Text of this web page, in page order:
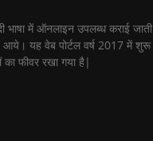
में ऑनलाइन उपलब्ध कराई जाती
आये। यह वेब पोर्टल वर्ष 2017 में शुरू
फीवर रखा गया है|